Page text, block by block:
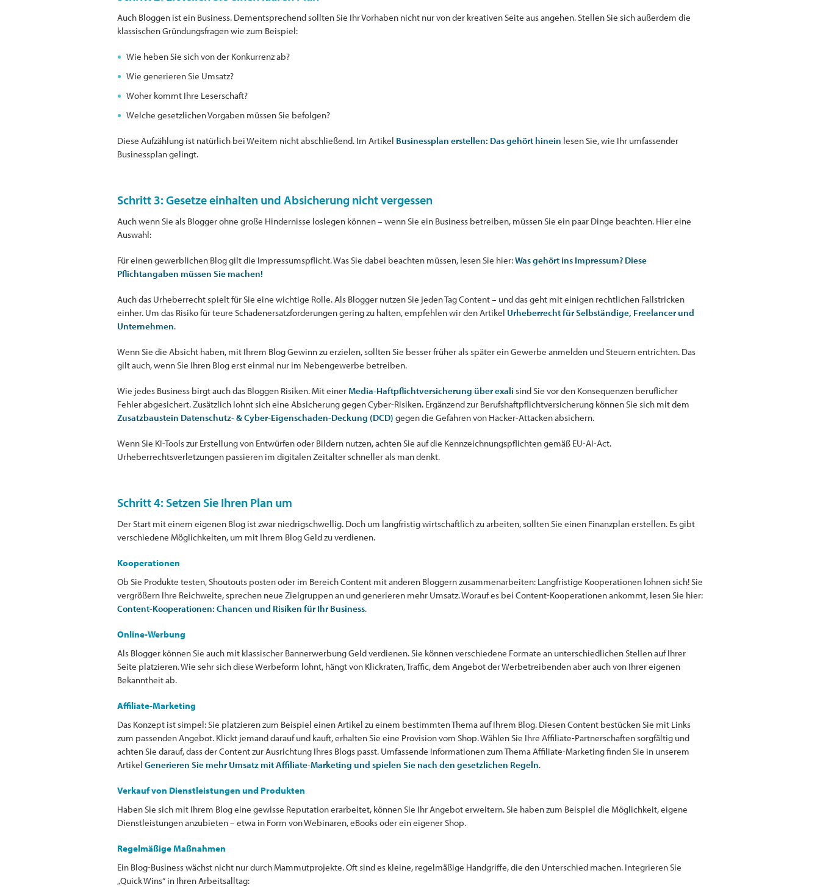
Auch Bloggen ist ein Business. Dementsprechend sollten Sie Ihr Vorhaben nicht nur von der kreativen Seite aus angehen. Stellen Sie sich außerdem die
klassischen Gründungsfragen wie zum Beispiel:
Wie heben Sie sich von der Konkurrenz ab?
Wie generieren Sie Umsatz?
Woher kommt Ihre Leserschaft?
Welche gesetzlichen Vorgaben müssen Sie befolgen?
Diese Aufzählung ist natürlich bei Weitem nicht abschließend. Im Artikel Businessplan erstellen: Das gehört hinein lesen Sie, wie Ihr umfassender
Businessplan gelingt.
Schritt 3: Gesetze einhalten und Absicherung nicht vergessen
Auch wenn Sie als Blogger ohne große Hindernisse loslegen können – wenn Sie ein Business betreiben, müssen Sie ein paar Dinge beachten. Hier eine
Auswahl:
Für einen gewerblichen Blog gilt die Impressumspflicht. Was Sie dabei beachten müssen, lesen Sie hier:Was gehört ins Impressum? Diese
Pflichtangaben müssen Sie machen!
Auch das Urheberrecht spielt für Sie eine wichtige Rolle. Als Blogger nutzen Sie jeden Tag Content – und das geht mit einigen rechtlichen Fallstricken
einher. Um das Risiko für teure Schadenersatzforderungen gering zu halten, empfehlen wir den Artikel Urheberrecht für Selbständige, Freelancer und
Unternehmen.
Wenn Sie die Absicht haben, mit Ihrem Blog Gewinn zu erzielen, sollten Sie besser früher als später ein Gewerbe anmelden und Steuern entrichten. Das
gilt auch, wenn Sie Ihren Blog erst einmal nur im Nebengewerbe betreiben.
Wie jedes Business birgt auch das Bloggen Risiken. Mit einerMedia-Haftpflichtversicherung über exali sind Sie vor den Konsequenzen beruflicher
Fehler abgesichert. Zusätzlich lohnt sich eine Absicherung gegen Cyber-Risiken. Ergänzend zur Berufshaftpflichtversicherung können Sie sich mit dem
Zusatzbaustein Datenschutz- & Cyber-Eigenschaden-Deckung (DCD) gegen die Gefahren von Hacker-Attacken absichern.
Wenn Sie KI-Tools zur Erstellung von Entwürfen oder Bildern nutzen, achten Sie auf die Kennzeichnungspflichten gemäß EU-AI-Act.
Urheberrechtsverletzungen passieren im digitalen Zeitalter schneller als man denkt.
Schritt 4: Setzen Sie Ihren Plan um
Der Start mit einem eigenen Blog ist zwar niedrigschwellig. Doch um langfristig wirtschaftlich zu arbeiten, sollten Sie einen Finanzplan erstellen. Es gibt
verschiedene Möglichkeiten, um mit Ihrem Blog Geld zu verdienen.
Kooperationen
Ob Sie Produkte testen, Shoutouts posten oder im Bereich Content mit anderen Bloggern zusammenarbeiten: Langfristige Kooperationen lohnen sich! Sie
vergrößern Ihre Reichweite, sprechen neue Zielgruppen an und generieren mehr Umsatz. Worauf es bei Content-Kooperationen ankommt, lesen Sie hier:
Content-Kooperationen: Chancen und Risiken für Ihr Business.
Online-Werbung
Als Blogger können Sie auch mit klassischer Bannerwerbung Geld verdienen. Sie können verschiedene Formate an unterschiedlichen Stellen auf Ihrer
Seite platzieren. Wie sehr sich diese Werbeform lohnt, hängt von Klickraten, Traffic, dem Angebot der Werbetreibenden aber auch von Ihrer eigenen
Bekanntheit ab.
Affiliate-Marketing
Das Konzept ist simpel: Sie platzieren zum Beispiel einen Artikel zu einem bestimmten Thema auf Ihrem Blog. Diesen Content bestücken Sie mit Links
zum passenden Angebot. Klickt jemand darauf und kauft, erhalten Sie eine Provision vom Shop. Wählen Sie Ihre Affiliate-Partnerschaften sorgfältig und
achten Sie darauf, dass der Content zur Ausrichtung Ihres Blogs passt. Umfassende Informationen zum Thema Affiliate-Marketing finden Sie in unserem
Artikel Generieren Sie mehr Umsatz mit Affiliate-Marketing und spielen Sie nach den gesetzlichen Regeln.
Verkauf von Dienstleistungen und Produkten
Haben Sie sich mit Ihrem Blog eine gewisse Reputation erarbeitet, können Sie Ihr Angebot erweitern. Sie haben zum Beispiel die Möglichkeit, eigene
Dienstleistungen anzubieten – etwa in Form von Webinaren, eBooks oder ein eigener Shop.
Regelmäßige Maßnahmen
Ein Blog-Business wächst nicht nur durch Mammutprojekte. Oft sind es kleine, regelmäßige Handgriffe, die den Unterschied machen. Integrieren Sie
„Quick Wins“ in Ihren Arbeitsalltag: